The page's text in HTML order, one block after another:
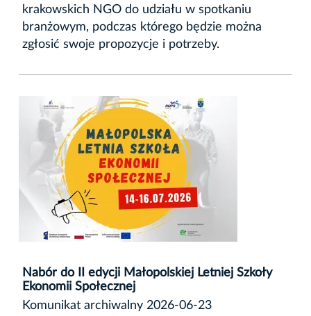
krakowskich NGO do udziału w spotkaniu
branżowym, podczas którego będzie można
zgłosić swoje propozycje i potrzeby.
Nabór do II edycji Małopolskiej Letniej Szkoły
Ekonomii Społecznej
Komunikat archiwalny 2026-06-23